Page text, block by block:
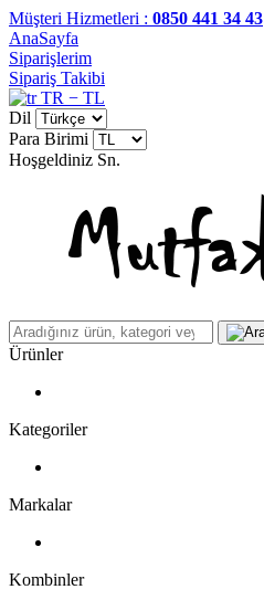
Müşteri Hizmetleri : 0850 441 34 43
AnaSayfa
Siparişlerim
Sipariş Takibi
TR − TL
Dil
Para Birimi
Hoşgeldiniz Sn.
Ürünler
Kategoriler
Markalar
Kombinler